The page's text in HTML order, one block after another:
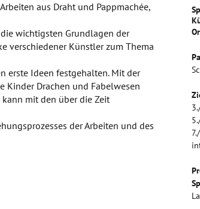
aus Draht und Pappmachée,
wichtigsten Grundlagen der
verschiedener Künstler zum Thema
erste Ideen festgehalten. Mit der
Kinder Drachen und Fabelwesen
mit den über die Zeit
der Arbeiten und des